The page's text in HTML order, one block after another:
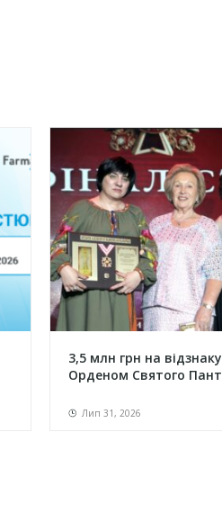
3,5 млн грн на
Орденом Святого
Лип 31, 2026